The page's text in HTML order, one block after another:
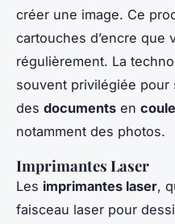
créer une image. Ce
cartouches d’encre que
régulièrement. La
souvent privilégiée pour
des documents en
notamment des photos.
Imprimantes Laser
Les imprimantes laser,
faisceau laser pour